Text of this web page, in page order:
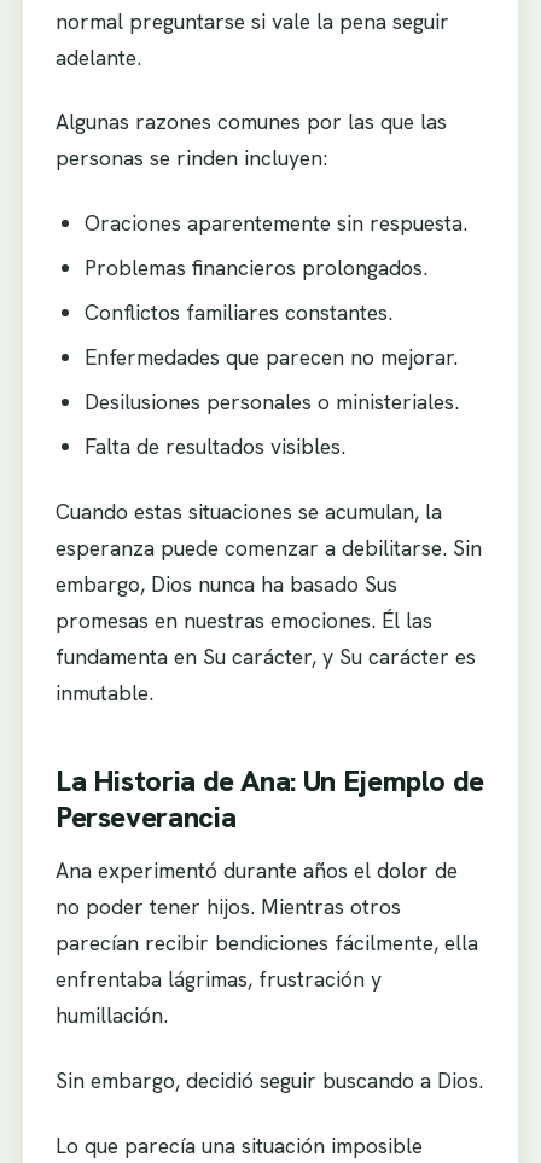
normal preguntarse si vale la pena seguir
adelante.
Algunas razones comunes por las que las
personas se rinden incluyen:
Oraciones aparentemente sin respuesta.
Problemas financieros prolongados.
Conflictos familiares constantes.
Enfermedades que parecen no mejorar.
Desilusiones personales o ministeriales.
Falta de resultados visibles.
Cuando estas situaciones se acumulan, la
esperanza puede comenzar a debilitarse. Sin
embargo, Dios nunca ha basado Sus
promesas en nuestras emociones. Él las
fundamenta en Su carácter, y Su carácter es
inmutable.
La Historia de Ana: Un Ejemplo de
Perseverancia
Ana experimentó durante años el dolor de
no poder tener hijos. Mientras otros
parecían recibir bendiciones fácilmente, ella
enfrentaba lágrimas, frustración y
humillación.
Sin embargo, decidió seguir buscando a Dios.
Lo que parecía una situación imposible